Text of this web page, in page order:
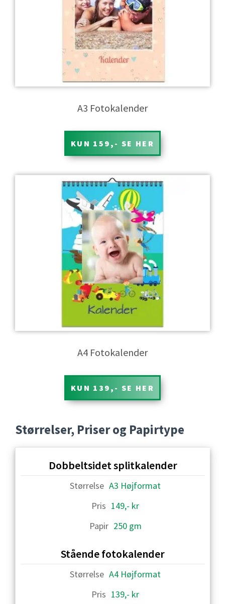
Denne fotokalender i A3 hænges op i sin samling, og de store
sider indeholder måneden med dit valgte billede. Du kan
indsætte flere billeder i øverste halvdel af siden, men færre
billeder giver ofte et bedre resultat.. Du designer på
Silkeprint hvor du kan opleve hvor let det er.
A3 Fotokalender
KUN 159,- SE HER
Lille og praktisk fotokalender. Nem at designe og nem at
finde plads til. Samtidigt er vores A4 kalender den billigste i
vores serie, hvor du for et lavt beløb kan lave en flot
kalender der holder hele året, med de bedste billeder af
dine nærmeste. Det bliver ikke nemmere og billigere.
A4 Fotokalender
KUN 139,- SE HER
Størrelser, Priser og Papirtype
Dobbeltsidet splitkalender
A3 Højformat
149,- kr
250 gm
Stående fotokalender
A4 Højformat
139,- kr